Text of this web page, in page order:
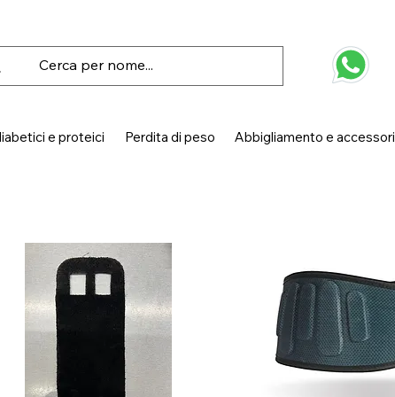
e proteici Perdita di peso Abbigliamento e accessori